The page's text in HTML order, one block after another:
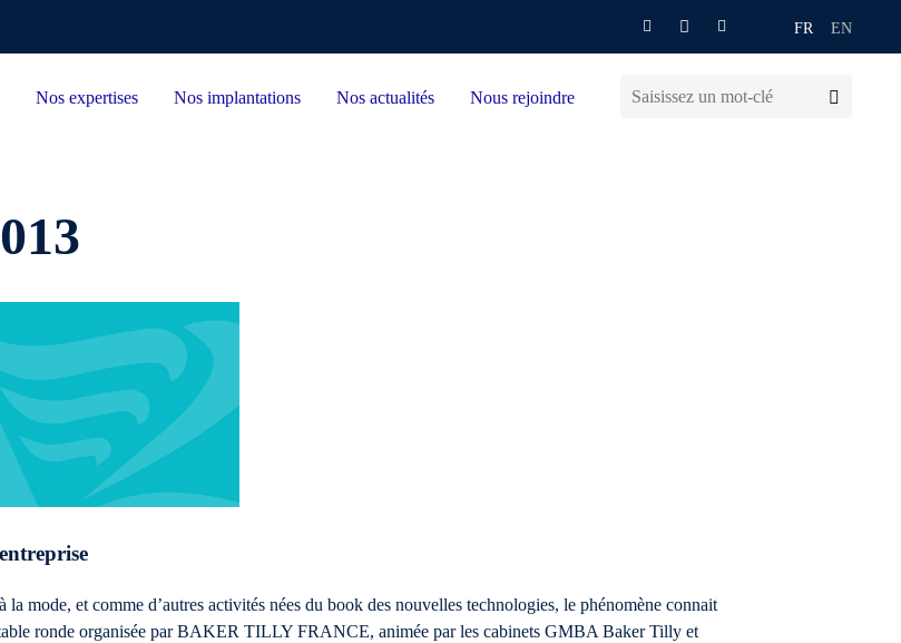
FR EN
Nos expertises Nos implantations Nos actualités Nous rejoindre
mode, et comme d’autres activités nées du book des nouvelles technologies, le phénomène connait
ronde organisée par BAKER TILLY FRANCE, animée par les cabinets GMBA Baker Tilly et